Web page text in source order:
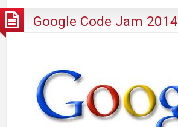
Google Code Jam 2014